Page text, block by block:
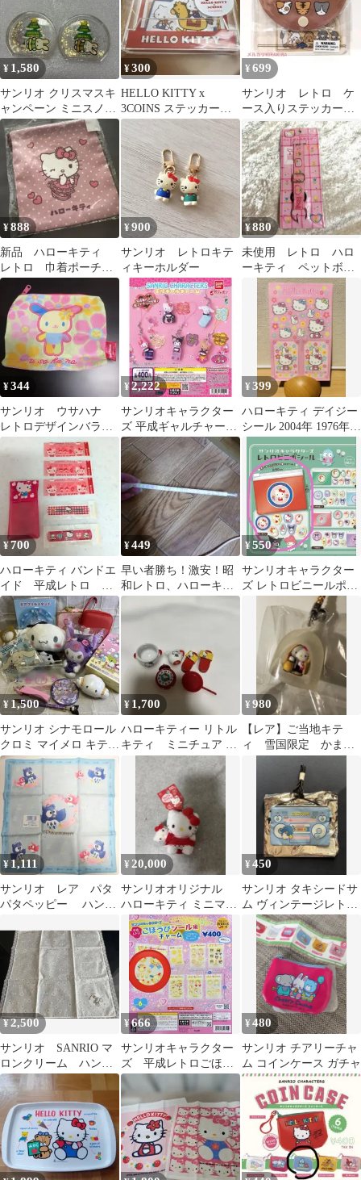
¥ 1,580
サンリオ クリスマスキ
ャンペーン ミニスノー
ドーム 2個セット 昭
和レトロ
¥300
HELLO KITTY x
3COINS ステッカーセ
ット
¥ 699
サンリオ レトロ ケ
ース入りステッカー
ノラネコランド
¥888
新品 ハローキティ
レトロ 巾着ポーチ
ピンク 水玉 ドッ
ト ポーチ
¥900
サンリオ レトロキテ
ィキーホルダー
¥880
未使用 レトロ ハロ
ーキティ ペットボト
ルホルダー チューリ
ップキティ レア
¥344
サンリオ ウサハナ
レトロデザインバラエ
ティーコレクション
新品未使用
¥2,222
サンリオキャラクター
ズ 平成ギャルチャーム
全5種セット コンプリ
ート
¥399
ハローキティ デイジー
シール 2004年 1976年
サンリオ レトロ レア
¥700
ハローキティ バンドエ
イド 平成レトロ 平
成女児 サンリオ
レトロ レア
¥449
早い者勝ち！激安！昭
和レトロ、ハローキテ
ィ鉛筆 処分価格！
¥550
サンリオキャラクター
ズ レトロビニールポー
チ ハローキティ
¥ 1,500
サンリオ シナモロール
クロミ マイメロ キティ
レトロ まとめ売り 詰め
合わせ
¥ 1,700
ハローキティー リトル
キティ ミニチュア コ
レクション サンリオ
¥980
【レア】ご当地キテ
ィ 雪国限定 かまく
¥ 1,111
サンリオ レア パタ
パタペッピー ハンカ
レトロ
¥ 20,000
サンリオオリジナル
ハローキティ ミニマス
コット 平成レトロ
¥450
サンリオ タキシードサ
ム ヴィンテージレトロ
ノベルティ 非売品
¥2,500
サンリオ SANRIO マ
ロンクリーム ハンカ
チ レトロ 未使用
1992年
¥666
サンリオキャラクター
ズ 平成レトロごほう
びシール風チャーム
ウサハナ
¥480
サンリオ チアリーチャ
ム コインケース ガチャ